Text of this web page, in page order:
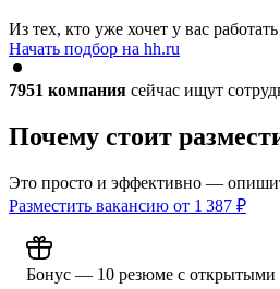
Из тех, кто уже хочет у вас работать
Начать подбор на hh.ru
7951 компания сейчас ищут
Почему стоит
Это просто и эффективно —
Разместить вакансию от 1 387 ₽
Бонус — 10 резюме с открытыми